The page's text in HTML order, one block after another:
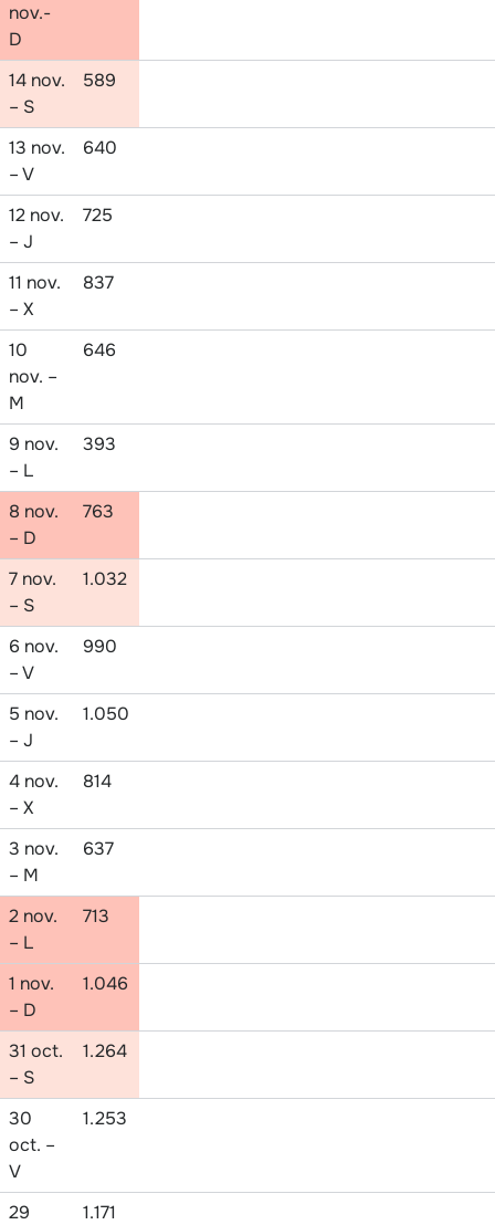
nov.-
D
14 nov.
– S
589
13 nov.
– V
640
12 nov.
– J
725
11 nov.
– X
837
10
nov. –
M
646
9 nov.
– L
393
8 nov.
– D
763
7 nov.
– S
1.032
6 nov.
– V
990
5 nov.
– J
1.050
4 nov.
– X
814
3 nov.
– M
637
2 nov.
– L
713
1 nov.
– D
1.046
31 oct.
– S
1.264
30
oct. –
V
1.253
29
1.171